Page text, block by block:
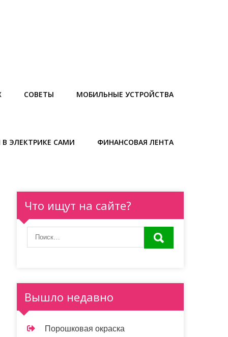
СОВЕТЫ МОБИЛЬНЫЕ УСТРОЙСТВА
В ЭЛЕКТРИКЕ САМИ ФИНАНСОВАЯ ЛЕНТА
Что ищут на сайте?
Вышло недавно
Порошковая окраска